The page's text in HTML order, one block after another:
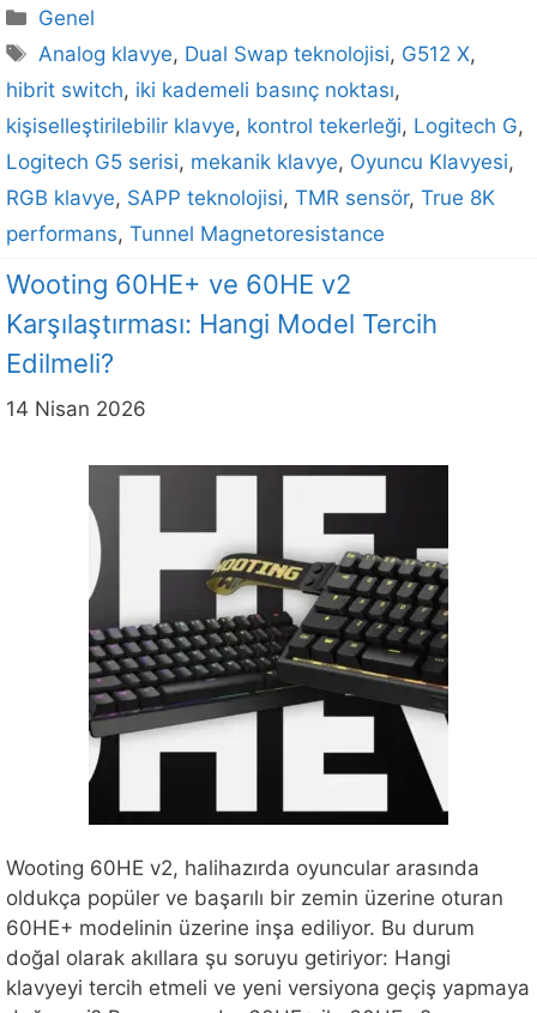
Kategoriler
Genel
Etiketler
Analog klavye, Dual Swap teknolojisi, G512 X,
hibrit switch, iki kademeli basınç noktası,
kişiselleştirilebilir klavye, kontrol tekerleği, Logitech G,
Logitech G5 serisi, mekanik klavye, Oyuncu Klavyesi,
RGB klavye, SAPP teknolojisi, TMR sensör, True 8K
performans, Tunnel Magnetoresistance
Wooting 60HE+ ve 60HE v2
Karşılaştırması: Hangi Model Tercih
Edilmeli?
14 Nisan 2026
Wooting 60HE v2, halihazırda oyuncular arasında
oldukça popüler ve başarılı bir zemin üzerine oturan
60HE+ modelinin üzerine inşa ediliyor. Bu durum
doğal olarak akıllara şu soruyu getiriyor: Hangi
klavyeyi tercih etmeli ve yeni versiyona geçiş yapmaya